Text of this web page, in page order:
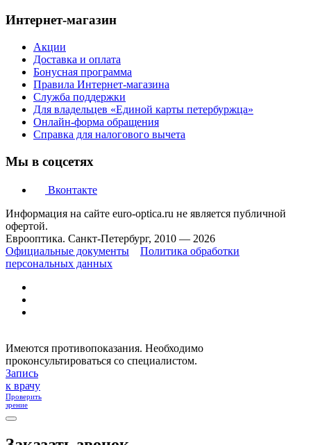
Интернет-магазин
Акции
Доставка и оплата
Бонусная программа
Правила Интернет-магазина
Служба поддержки
Для владельцев «Единой карты петербуржца»
Онлайн-форма обращения
Справка для налогового вычета
Мы в соцсетях
Вконтакте
Информация на сайте euro-optica.ru не является публичной
офертой.
Еврооптика. Санкт-Петербург, 2010 — 2026
Официальные документы
Политика обработки
персональных данных
Имеются противопоказания. Необходимо
проконсультироваться со специалистом.
Запись
к врачу
Проверить
зрение